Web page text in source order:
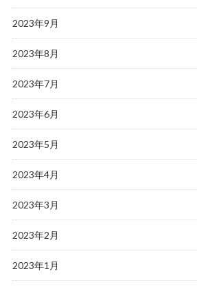
2023年9月
2023年8月
2023年7月
2023年6月
2023年5月
2023年4月
2023年3月
2023年2月
2023年1月